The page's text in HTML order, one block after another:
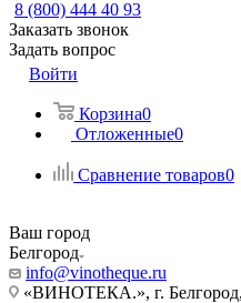
8 (800) 444 40 93
Заказать звонок
Задать вопрос
Войти
Корзина0
Отложенные0
Сравнение товаров0
Ваш город
Белгород
info@vinotheque.ru
«ВИНОТЕКА.», г. Белгород,